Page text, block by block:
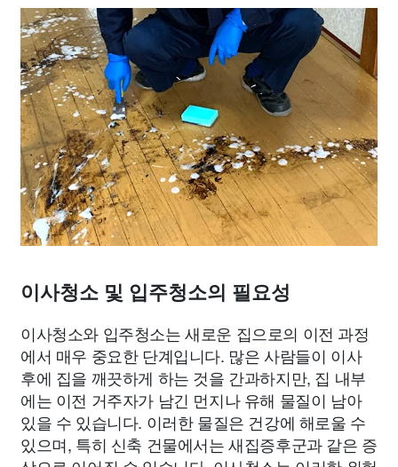
이사청소 및 입주청소의 필요성
이사청소와 입주청소는 새로운 집으로의 이전 과정
에서 매우 중요한 단계입니다. 많은 사람들이 이사
후에 집을 깨끗하게 하는 것을 간과하지만, 집 내부
에는 이전 거주자가 남긴 먼지나 유해 물질이 남아
있을 수 있습니다. 이러한 물질은 건강에 해로울 수
있으며, 특히 신축 건물에서는 새집증후군과 같은 증